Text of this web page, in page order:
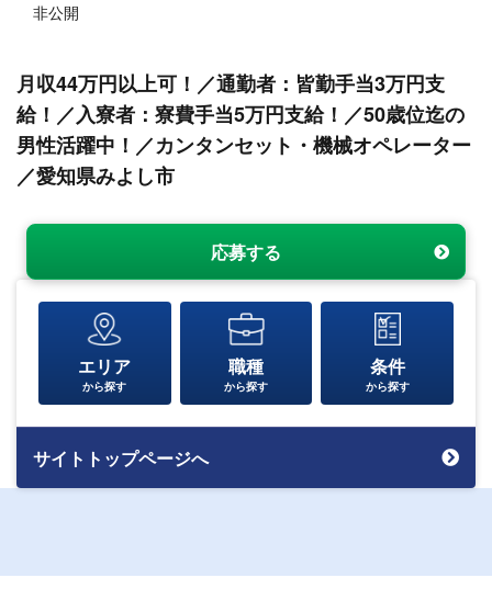
非公開
月収44万円以上可！／通勤者：皆勤手当3万円支
給！／入寮者：寮費手当5万円支給！／50歳位迄の
男性活躍中！／カンタンセット・機械オペレーター
／愛知県みよし市
応募する
エリア
から探す
職種
から探す
条件
から探す
サイトトップページへ